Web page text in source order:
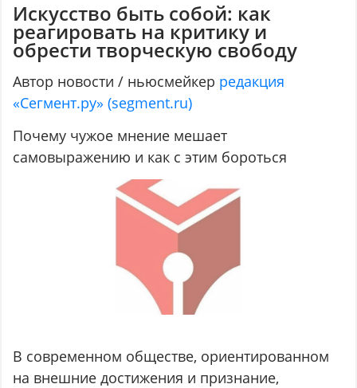
Искусство быть собой: как
реагировать на критику и
обрести творческую свободу
Автор новости / ньюсмейкер редакция
«Сегмент.ру» (segment.ru)
Почему чужое мнение мешает
самовыражению и как с этим бороться
В современном обществе, ориентированном
на внешние достижения и признание,